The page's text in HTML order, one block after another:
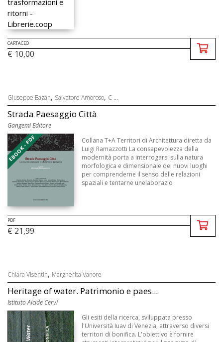
CARTACEO
€ 10,00
Giuseppe Bazan, Salvatore Amoroso, C ...
Strada Paesaggio Città
Gangemi Editore
EBOOK - PDF
Collana T+A Territori di Architettura diretta da
Luigi Ramazzotti La consapevolezza della
modernità porta a interrogarsi sulla natura
morfologica e dimensionale dei nuovi luoghi
per comprenderne il senso delle relazioni
spaziali e tentarne unelaborazio
PDF
€ 21,99
Chiara Visentin, Margherita Vanore
Heritage of water. Patrimonio e paes...
Istituto Alcide Cervi
Gli esiti della ricerca, sviluppata presso
l'Università Iuav di Venezia, attraverso diversi
territori di bonifica. L'obiettivo è fornire